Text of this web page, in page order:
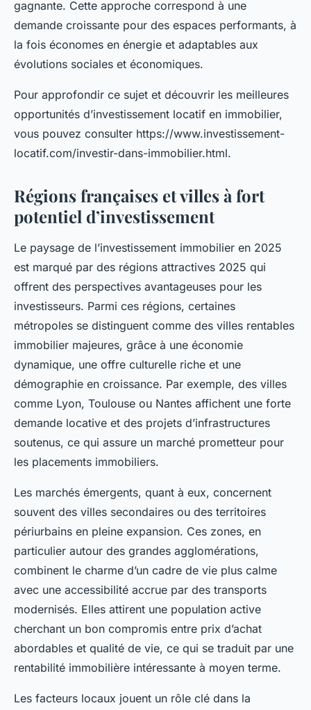
gagnante. Cette approche correspond à une
demande croissante pour des espaces performants, à
la fois économes en énergie et adaptables aux
évolutions sociales et économiques.
Pour approfondir ce sujet et découvrir les meilleures
opportunités d’investissement locatif en immobilier,
vous pouvez consulter https://www.investissement-
locatif.com/investir-dans-immobilier.html.
Régions françaises et villes à fort
potentiel d’investissement
Le paysage de l’investissement immobilier en 2025
est marqué par des régions attractives 2025 qui
offrent des perspectives avantageuses pour les
investisseurs. Parmi ces régions, certaines
métropoles se distinguent comme des villes rentables
immobilier majeures, grâce à une économie
dynamique, une offre culturelle riche et une
démographie en croissance. Par exemple, des villes
comme Lyon, Toulouse ou Nantes affichent une forte
demande locative et des projets d’infrastructures
soutenus, ce qui assure un marché prometteur pour
les placements immobiliers.
Les marchés émergents, quant à eux, concernent
souvent des villes secondaires ou des territoires
périurbains en pleine expansion. Ces zones, en
particulier autour des grandes agglomérations,
combinent le charme d’un cadre de vie plus calme
avec une accessibilité accrue par des transports
modernisés. Elles attirent une population active
cherchant un bon compromis entre prix d’achat
abordables et qualité de vie, ce qui se traduit par une
rentabilité immobilière intéressante à moyen terme.
Les facteurs locaux jouent un rôle clé dans la